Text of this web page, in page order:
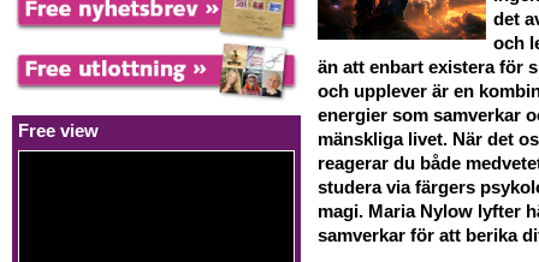
Free view
det
och
än att enbart existera för
och upplever är en
energier som samverkar
mänskliga livet. När det
reagerar du både
studera via färgers
magi. Maria Nylow lyfter
samverkar för att berika